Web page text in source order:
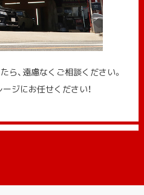
ら、遠慮なくご相談ください。
ジにお任せください！